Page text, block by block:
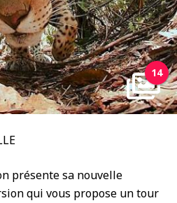
14
présente sa nouvelle
qui vous propose un tour